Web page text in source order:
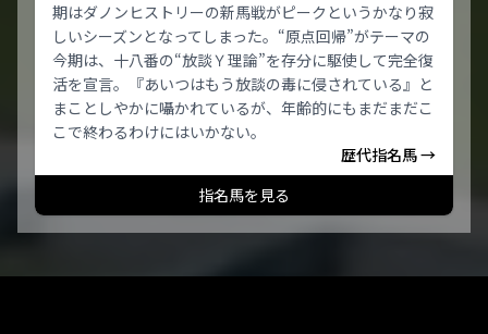
期はダノンヒストリーの新馬戦がピークというかなり寂
しいシーズンとなってしまった。“原点回帰”がテーマの
今期は、十八番の“放談Ｙ理論”を存分に駆使して完全復
活を宣言。『あいつはもう放談の毒に侵されている』と
まことしやかに囁かれているが、年齢的にもまだまだこ
こで終わるわけにはいかない。
歴代指名馬 →
指名馬を見る